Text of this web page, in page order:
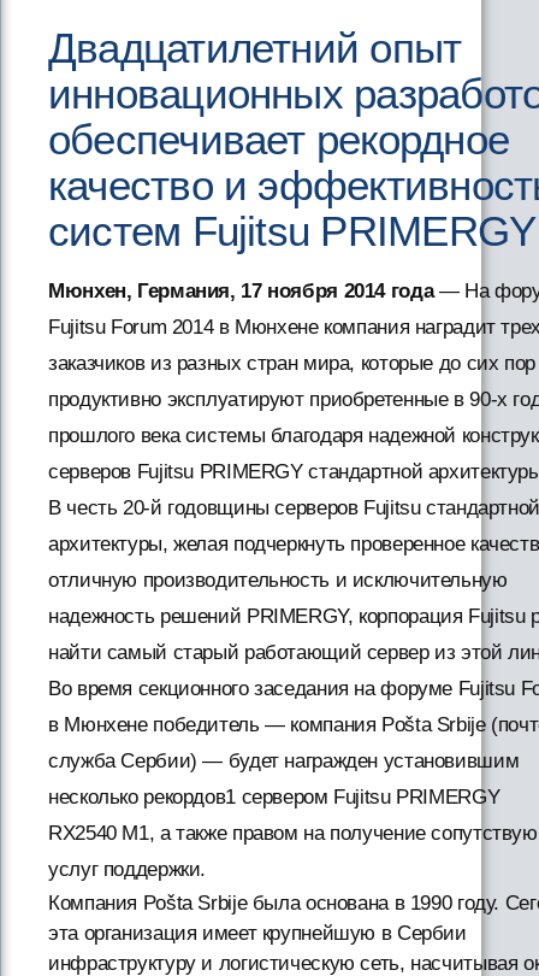
Двадцатилетний опыт
инновационных
обеспечивает рекордное
качество и
систем Fujitsu PRIMERGY
Мюнхен, Германия, 17 ноября 2014 года— На
Fujitsu Forum 2014 в Мюнхене компания наградит
заказчиков из разных стран мира, которые до сих пор
продуктивно эксплуатируют приобретенные в 90-х
прошлого века системы благодаря надежной
серверов Fujitsu PRIMERGY стандартной
В честь 20-й годовщины серверов Fujitsu стандартной
архитектуры, желая подчеркнуть проверенное
отличную производительность и исключительную
надежность решений PRIMERGY, корпорация Fujitsu
найти самый старый работающий сервер из этой
Во время секционного заседания на форуме Fujitsu
в Мюнхене победитель — компания Pošta Srbije
служба Сербии) — будет награжден установившим
несколько рекордов1 сервером Fujitsu PRIMERGY
RX2540 M1, а также правом на получение
услуг поддержки.
Компания Pošta Srbije была основана в 1990 году.
эта организация имеет крупнейшую в Сербии
инфраструктуру и логистическую сеть, насчитывая